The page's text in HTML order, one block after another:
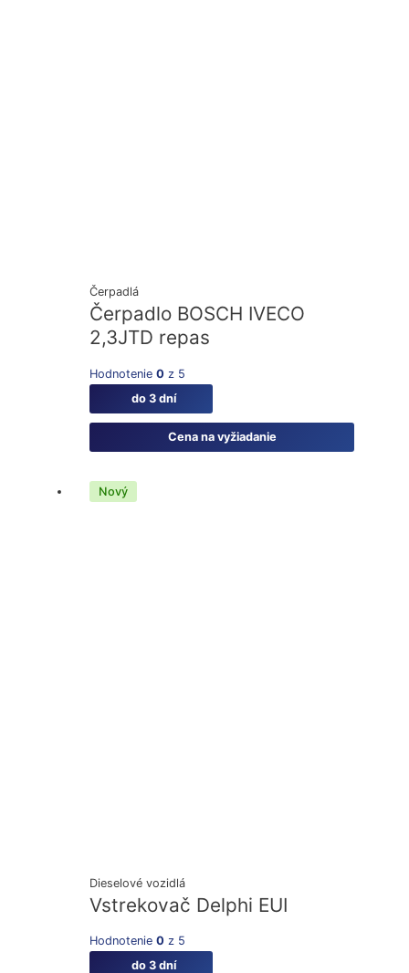
Čerpadlá
Čerpadlo BOSCH IVECO
2,3JTD repas
Hodnotenie0 z 5
do 3 dní
Cena na vyžiadanie
Nový
Dieselové vozidlá
Vstrekovač Delphi EUI
Hodnotenie0 z 5
do 3 dní